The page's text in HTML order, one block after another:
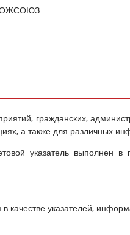
гражданских,
а также для различных
указатель выполнен в
качестве указателей,